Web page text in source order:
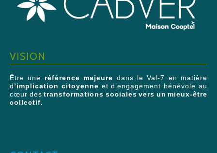
VISION
Être une référence majeure dans le Val-7 en matière
d’implication citoyenne et d’engagement bénévole au
cœur des transformations sociales vers un mieux-être
collectif.